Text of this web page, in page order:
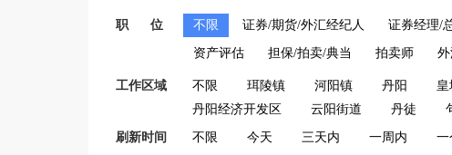
职 位 不限 证券/期货/外汇经纪人 证券经理/
资产评估 担保/拍卖/典当 拍卖师
工作区域 不限 珥陵镇 河阳镇 丹阳
丹阳经济开发区
云阳街道 丹徒
刷新时间 不限 今天 三天内 一周内 一